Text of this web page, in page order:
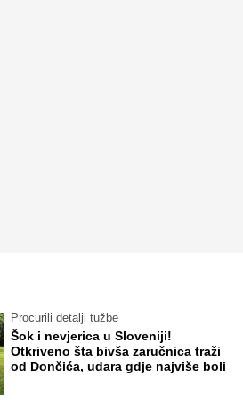
Procurili detalji tužbe
Šok i nevjerica u Sloveniji!
Otkriveno šta bivša zaručnica traži
od Dončića, udara gdje najviše boli